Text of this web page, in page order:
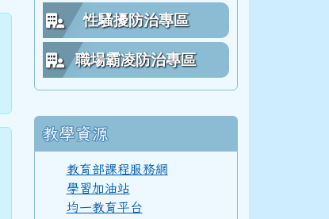
61學年度(62年7月)第 3 屆師生
60學年度(61年7月)第 2 屆師生
59學年度(60年7月)第 1 屆師生
性騷擾防治專區
職場霸凌防治專區
教學資源
教育部課程服務網
學習加油站
均一教育平台